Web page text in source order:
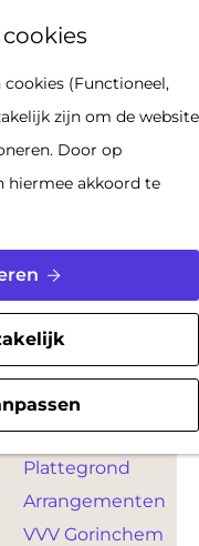
(Functioneel,
zijn om de website
Door op
hiermee akkoord te
stadsgids
JE BEZOEK
Reserveren
Bereikbaarheid
Parkeren
Overnachten
Plattegrond
Arrangementen
VVV Gorinchem